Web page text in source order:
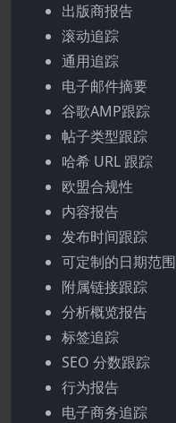
出版商报告
滚动追踪
通用追踪
电子邮件摘要
谷歌AMP跟踪
帖子类型跟踪
哈希 URL 跟踪
欧盟合规性
内容报告
发布时间跟踪
可定制的日期范围
附属链接跟踪
分析概览报告
标签追踪
SEO 分数跟踪
行为报告
电子商务追踪